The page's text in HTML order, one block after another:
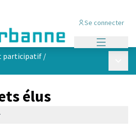
Se connecter
participatif /
élus